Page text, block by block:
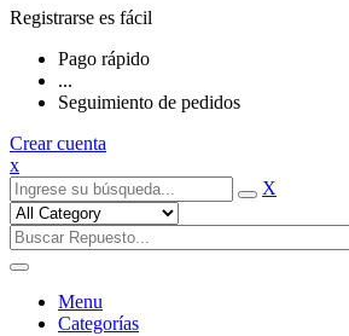
Registrarse es fácil
Pago rápido
...
Seguimiento de pedidos
Crear cuenta
x
X
Menu
Categorías